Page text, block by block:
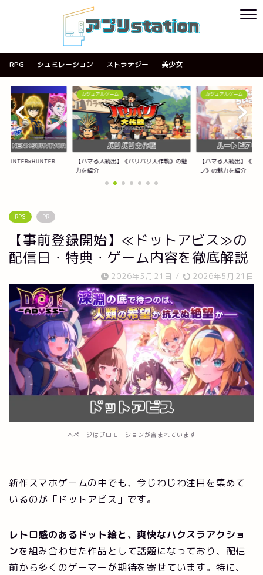
RPG シュミレーション ストラテジー 美少女
バリバリ大作戦》の魅
カジュアルゲーム
【ハマる人続出】《ハートピアスローライ
フ》の魅力を紹介
カジュアルゲーム
【ハマる人続出】《
紹介
RPG PR
【事前登録開始】≪ドットアビス≫の
配信日・特典・ゲーム内容を徹底解説
2026年5月21日 / 2026年5月21日
本ページはプロモーションが含まれています
新作スマホゲームの中でも、今じわじわ注目を集めて
いるのが「ドットアビス」です。
レトロ感のあるドット絵と、爽快なハクスラアクショ
ンを組み合わせた作品として話題になっており、配信
前から多くのゲーマーが期待を寄せています。特に、